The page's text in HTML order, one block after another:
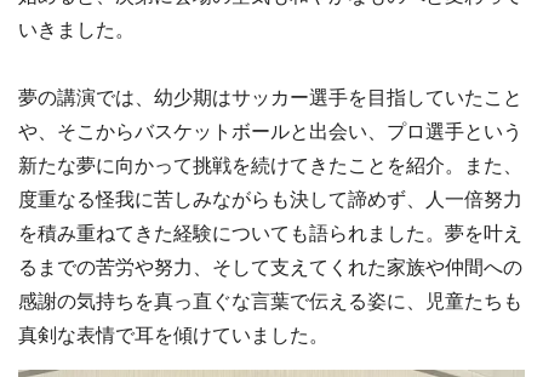
いきました。
夢の講演では、幼少期はサッカー選手を目指していたこと
や、そこからバスケットボールと出会い、プロ選手という
新たな夢に向かって挑戦を続けてきたことを紹介。また、
度重なる怪我に苦しみながらも決して諦めず、人一倍努力
を積み重ねてきた経験についても語られました。夢を叶え
るまでの苦労や努力、そして支えてくれた家族や仲間への
感謝の気持ちを真っ直ぐな言葉で伝える姿に、児童たちも
真剣な表情で耳を傾けていました。